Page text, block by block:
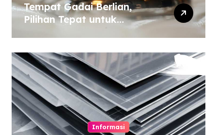
Tempat Gadai Berlian,
Pilihan Tepat untuk
Informasi